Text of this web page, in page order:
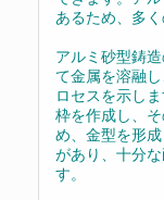
あるため、多
アルミ砂型鋳
て金属を溶融
ロセスを示し
枠を作成し、
め、金型を形
があり、十分
す。